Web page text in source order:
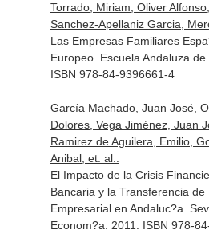
Torrado, Miriam, Oliver
Sanchez-Apellaniz Garcia,
Las Empresas Familiares
Europeo. Escuela Andaluza de
ISBN 978-84-9396661-4
García Machado, Juan José,
Dolores, Vega Jiménez, Juan
Ramirez de Aguilera, Emilio,
Anibal, et. al.:
El Impacto de la Crisis
Bancaria y la Transferencia
Empresarial en Andaluc?a.
Econom?a. 2011. ISBN 978-